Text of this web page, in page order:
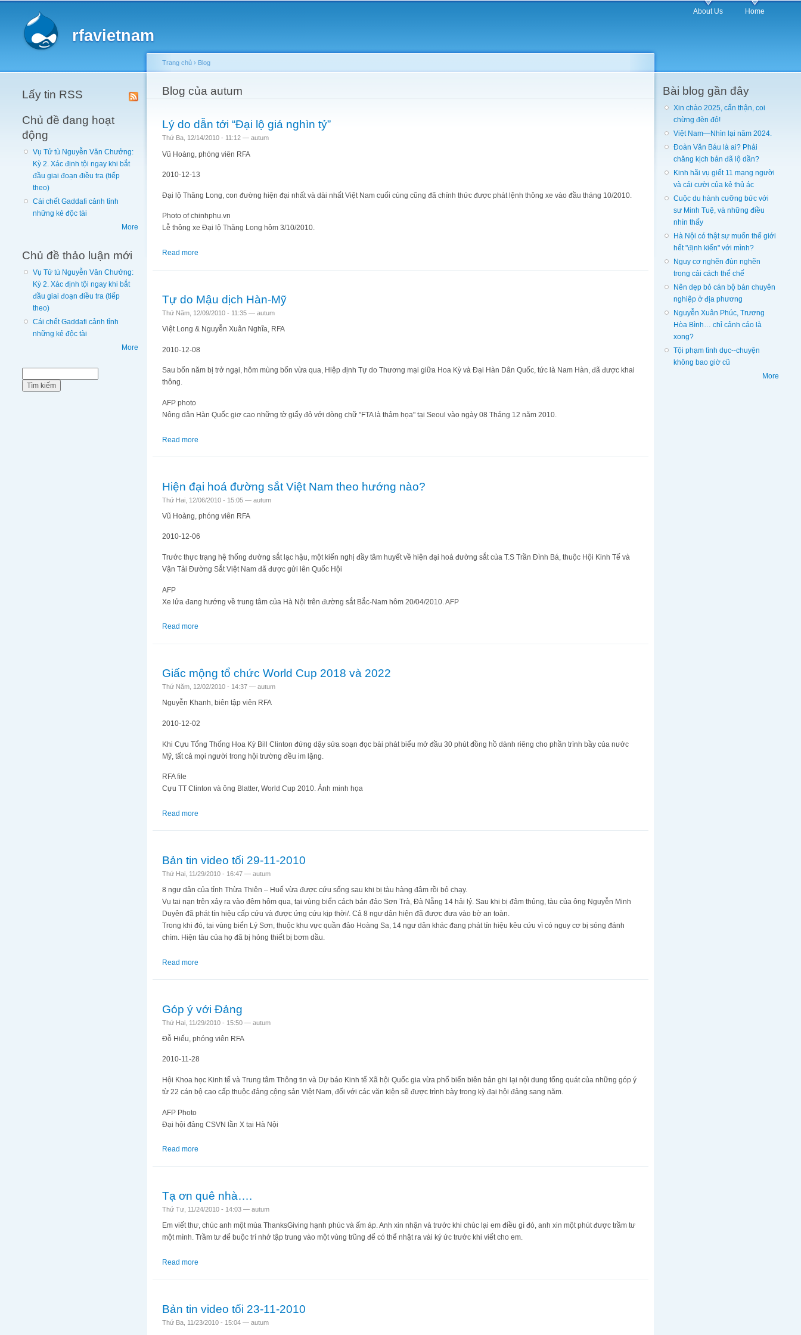
rfavietnam
About Us Home
Lấy tin RSS
Chủ đề đang hoạt
động
Vụ Tử tù Nguyễn Văn Chưởng:
Kỳ 2. Xác định tội ngay khi bắt
đầu giai đoạn điều tra (tiếp
theo)
Cái chết Gaddafi cảnh tỉnh
những kẻ độc tài
More
Chủ đề thảo luận mới
Vụ Tử tù Nguyễn Văn Chưởng:
Kỳ 2. Xác định tội ngay khi bắt
đầu giai đoạn điều tra (tiếp
theo)
Cái chết Gaddafi cảnh tỉnh
những kẻ độc tài
More
You are here
Trang chủ › Blog
Blog của autum
Lý do dẫn tới “Đại lộ giá nghìn tỷ”
Thứ Ba, 12/14/2010 - 11:12 — autum
Vũ Hoàng, phóng viên RFA
2010-12-13
Đại lộ Thăng Long, con đường hiện đại nhất và dài nhất Việt Nam cuối cùng cũng đã chính thức được phát lệnh thông xe vào đầu tháng 10/2010.
Photo of chinhphu.vn
Lễ thông xe Đại lộ Thăng Long hôm 3/10/2010.
Read more
Tự do Mậu dịch Hàn-Mỹ
Thứ Năm, 12/09/2010 - 11:35 — autum
Việt Long & Nguyễn Xuân Nghĩa, RFA
2010-12-08
Sau bốn năm bị trở ngại, hôm mùng bốn vừa qua, Hiệp định Tự do Thương mại giữa Hoa Kỳ và Đại Hàn Dân Quốc, tức là Nam Hàn, đã được khai
thông.
AFP photo
Nông dân Hàn Quốc giơ cao những tờ giấy đỏ với dòng chữ "FTA là thảm họa" tại Seoul vào ngày 08 Tháng 12 năm 2010.
Read more
Hiện đại hoá đường sắt Việt Nam theo hướng nào?
Thứ Hai, 12/06/2010 - 15:05 — autum
Vũ Hoàng, phóng viên RFA
2010-12-06
Trước thực trạng hệ thống đường sắt lạc hậu, một kiến nghị đầy tâm huyết về hiện đại hoá đường sắt của T.S Trần Đình Bá, thuộc Hội Kinh Tế và
Vận Tải Đường Sắt Việt Nam đã được gửi lên Quốc Hội
AFP
Xe lửa đang hướng về trung tâm của Hà Nội trên đường sắt Bắc-Nam hôm 20/04/2010. AFP
Read more
Giấc mộng tổ chức World Cup 2018 và 2022
Thứ Năm, 12/02/2010 - 14:37 — autum
Nguyễn Khanh, biên tập viên RFA
2010-12-02
Khi Cựu Tổng Thống Hoa Kỳ Bill Clinton đứng dậy sửa soạn đọc bài phát biểu mở đầu 30 phút đồng hồ dành riêng cho phần trình bầy của nước
Mỹ, tất cả mọi người trong hội trường đều im lặng.
RFA file
Cựu TT Clinton và ông Blatter, World Cup 2010. Ảnh minh họa
Read more
Bản tin video tối 29-11-2010
Thứ Hai, 11/29/2010 - 16:47 — autum
8 ngư dân của tỉnh Thừa Thiên – Huế vừa được cứu sống sau khi bị tàu hàng đâm rồi bỏ chạy.
Vụ tai nạn trên xảy ra vào đêm hôm qua, tại vùng biển cách bán đảo Sơn Trà, Đà Nẵng 14 hải lý. Sau khi bị đâm thủng, tàu của ông Nguyễn Minh
Duyên đã phát tín hiệu cấp cứu và được ứng cứu kịp thời/. Cả 8 ngư dân hiện đã được đưa vào bờ an toàn.
Trong khi đó, tại vùng biển Lý Sơn, thuộc khu vực quần đảo Hoàng Sa, 14 ngư dân khác đang phát tín hiệu kêu cứu vì có nguy cơ bị sóng đánh
chìm. Hiện tàu của họ đã bị hỏng thiết bị bơm dầu.
Read more
Góp ý với Đảng
Thứ Hai, 11/29/2010 - 15:50 — autum
Đỗ Hiếu, phóng viên RFA
2010-11-28
Hội Khoa học Kinh tế và Trung tâm Thông tin và Dự báo Kinh tế Xã hội Quốc gia vừa phổ biến biên bản ghi lại nội dung tổng quát của những góp ý
từ 22 cán bộ cao cấp thuộc đảng cộng sản Việt Nam, đối với các văn kiện sẽ được trình bày trong kỳ đại hội đảng sang năm.
AFP Photo
Đại hội đảng CSVN lần X tại Hà Nội
Read more
Tạ ơn quê nhà….
Thứ Tư, 11/24/2010 - 14:03 — autum
Em viết thư, chúc anh một mùa ThanksGiving hạnh phúc và ấm áp. Anh xin nhận và trước khi chúc lại em điều gì đó, anh xin một phút được trầm tư
một mình. Trầm tư để buộc trí nhớ tập trung vào một vùng trũng để có thể nhặt ra vài ký ức trước khi viết cho em.
Read more
Bản tin video tối 23-11-2010
Thứ Ba, 11/23/2010 - 15:04 — autum
Bài blog gần đây
Xin chào 2025, cẩn thận, coi
chừng đèn đỏ!
Việt Nam—Nhìn lại năm 2024.
Đoàn Văn Báu là ai? Phải
chăng kịch bản đã lộ dần?
Kinh hãi vụ giết 11 mạng người
và cái cười của kẻ thủ ác
Cuộc du hành cưỡng bức với
sư Minh Tuệ, và những điều
nhìn thấy
Hà Nội có thật sự muốn thế giới
hết "định kiến" với mình?
Nguy cơ nghẽn đùn nghẽn
trong cải cách thể chế
Nên dẹp bỏ cán bộ bán chuyên
nghiệp ở địa phương
Nguyễn Xuân Phúc, Trương
Hòa Bình… chỉ cảnh cáo là
xong?
Tội phạm tình dục--chuyện
không bao giờ cũ
More